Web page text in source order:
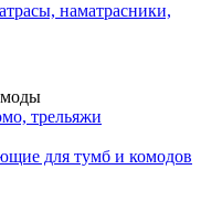
наматрасники,
трельяжи
для тумб и комодов